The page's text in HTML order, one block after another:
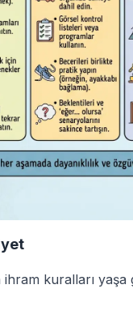
kuralları yaşa